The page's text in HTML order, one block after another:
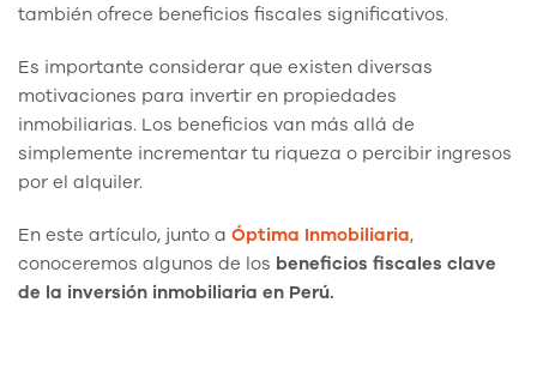
también ofrece beneficios fiscales significativos.
Es importante considerar que existen diversas
motivaciones para invertir en propiedades
inmobiliarias. Los beneficios van más allá de
simplemente incrementar tu riqueza o percibir ingresos
por el alquiler.
En este artículo, junto a Óptima Inmobiliaria,
conoceremos algunos de los beneficios fiscales clave
de la inversión inmobiliaria en Perú.